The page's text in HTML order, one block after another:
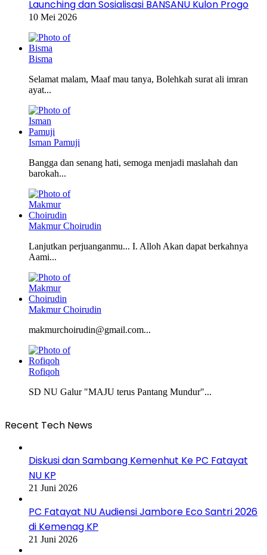
Launching dan Sosialisasi BANSANU Kulon Progo
10 Mei 2026
Bisma
Selamat malam, Maaf mau tanya, Bolehkah surat ali imran
ayat...
Isman Pamuji
Bangga dan senang hati, semoga menjadi maslahah dan
barokah...
Makmur Choirudin
Lanjutkan perjuanganmu... I. Alloh Akan dapat berkahnya
Aami...
Makmur Choirudin
makmurchoirudin@gmail.com...
Rofiqoh
SD NU Galur "MAJU terus Pantang Mundur"...
Recent Tech News
Diskusi dan Sambang Kemenhut Ke PC Fatayat
NU KP
21 Juni 2026
PC Fatayat NU Audiensi Jambore Eco Santri 2026
di Kemenag KP
21 Juni 2026